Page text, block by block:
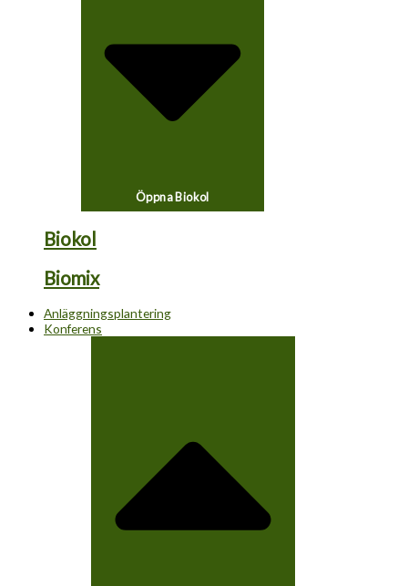
Öppna Biokol
Biokol
Biomix
Anläggningsplantering
Konferens